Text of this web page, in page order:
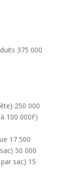
375 000
250 000
100 000F)
17 500
50 000
sac) 15